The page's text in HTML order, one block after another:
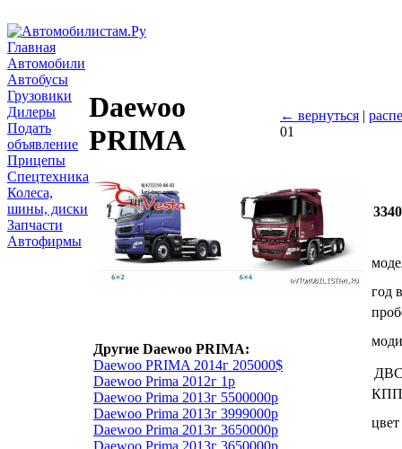
Главная
Автомобили
Автобусы
Грузовики
Дилеры
Подать
объявление
Прицепы
Спецтехника
Колеса,
шины, диски
Запчасти
Автофирмы
Daewoo
PRIMA
← вернуться |
01
Другие Daewoo PRIMA:
Daewoo PRIMA 2014г 205000$
Daewoo Prima 2012г 1р
Daewoo Prima 2013г 5500000р
Daewoo Prima 2013г 3999000р
Daewoo Prima 2013г 3650000р
Daewoo Prima 2013г 3650000р
год
КПП
цвет